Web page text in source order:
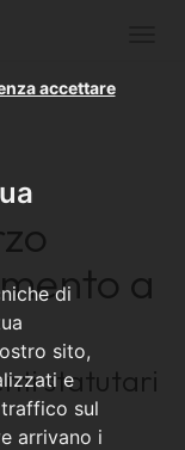
di
sito,
e
sul
arrivano i
accettare
a
statutari